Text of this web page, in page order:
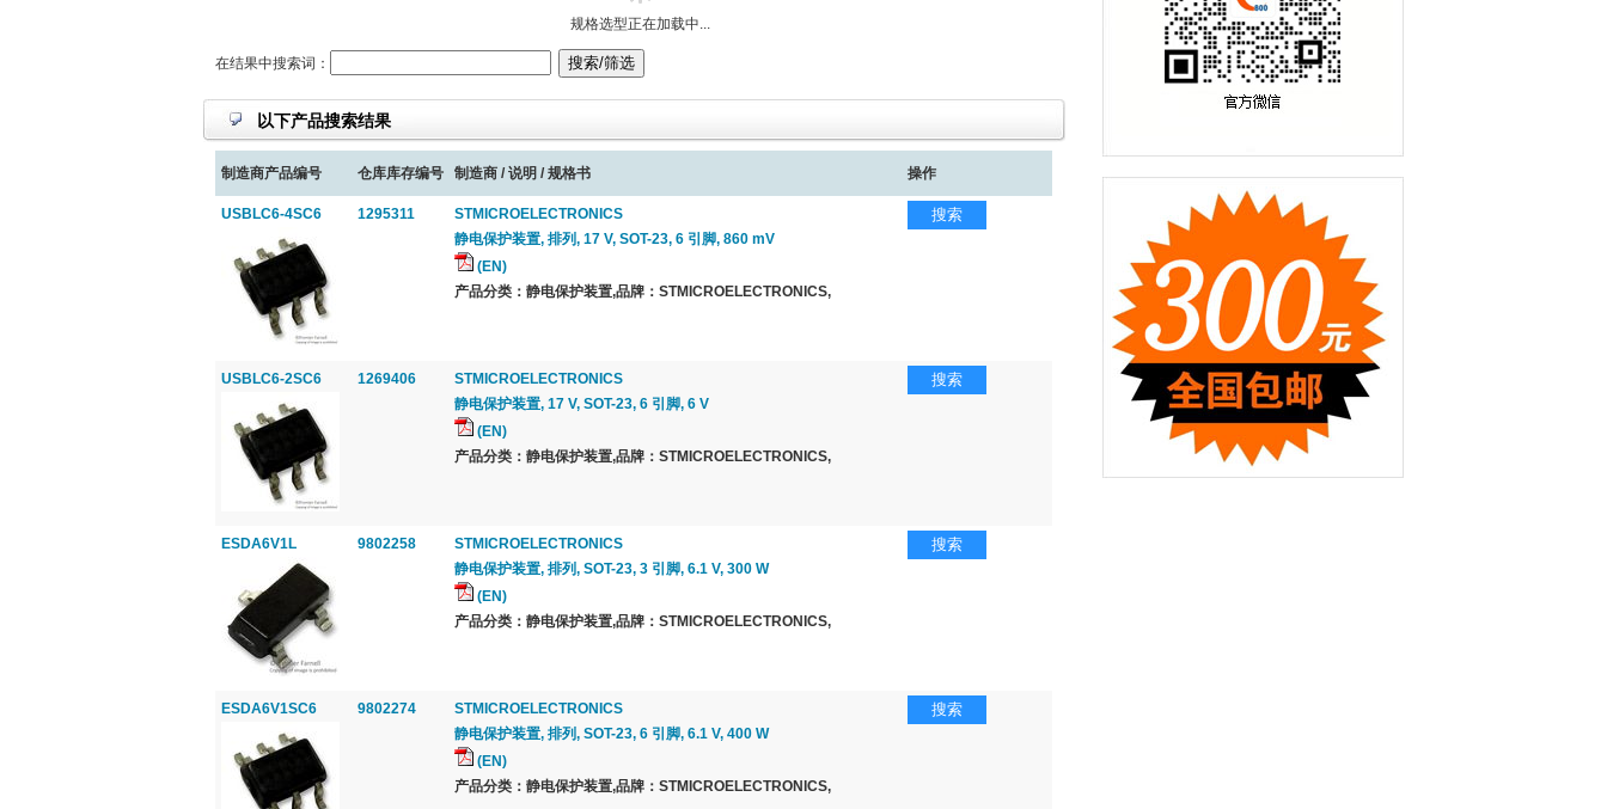
规格选型正在加载中...
在结果中搜索词：
以下产品搜索结果
制造商产品编号 仓库库存编号 制造商 / 说明 / 规格书 操作
USBLC6-4SC6 1295311
STMICROELECTRONICS
静电保护装置, 排列, 17 V, SOT-23, 6 引脚, 860 mV
(EN)
产品分类：静电保护装置,品牌：STMICROELECTRONICS,
搜索
USBLC6-2SC6 1269406
STMICROELECTRONICS
静电保护装置, 17 V, SOT-23, 6 引脚, 6 V
(EN)
产品分类：静电保护装置,品牌：STMICROELECTRONICS,
搜索
ESDA6V1L 9802258
STMICROELECTRONICS
静电保护装置, 排列, SOT-23, 3 引脚, 6.1 V, 300 W
(EN)
产品分类：静电保护装置,品牌：STMICROELECTRONICS,
搜索
ESDA6V1SC6 9802274
STMICROELECTRONICS
静电保护装置, 排列, SOT-23, 6 引脚, 6.1 V, 400 W
(EN)
产品分类：静电保护装置,品牌：STMICROELECTRONICS,
搜索